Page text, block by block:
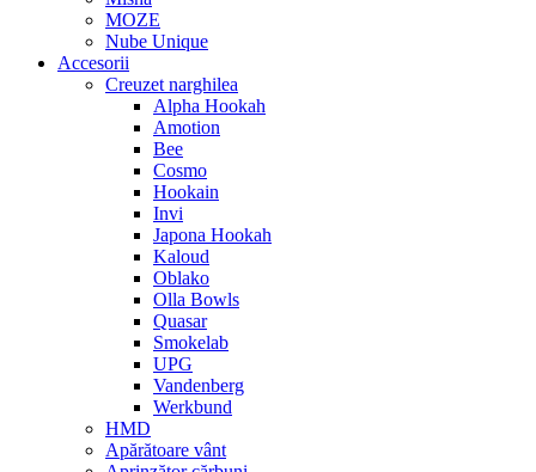
MOZE
Nube Unique
Accesorii
Creuzet narghilea
Alpha Hookah
Amotion
Bee
Cosmo
Hookain
Invi
Japona Hookah
Kaloud
Oblako
Olla Bowls
Quasar
Smokelab
UPG
Vandenberg
Werkbund
HMD
Apărătoare vânt